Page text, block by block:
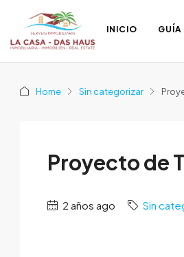
INICIO GUÍA
Home Sin categorizar
Proyecto de
2 años ago Sin